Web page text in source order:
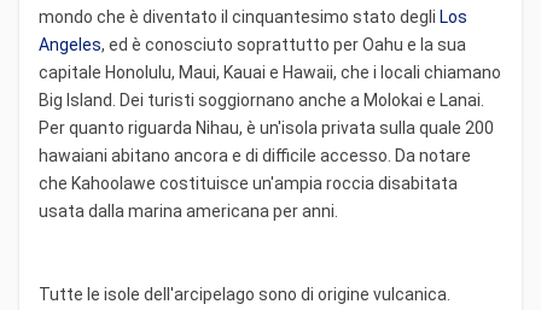
mondo che è diventato il cinquantesimo stato degli Los
Angeles, ed è conosciuto soprattutto per Oahu e la sua
capitale Honolulu, Maui, Kauai e Hawaii, che i locali chiamano
Big Island. Dei turisti soggiornano anche a Molokai e Lanai.
Per quanto riguarda Nihau, è un'isola privata sulla quale 200
hawaiani abitano ancora e di difficile accesso. Da notare
che Kahoolawe costituisce un'ampia roccia disabitata
usata dalla marina americana per anni.
Tutte le isole dell'arcipelago sono di origine vulcanica.